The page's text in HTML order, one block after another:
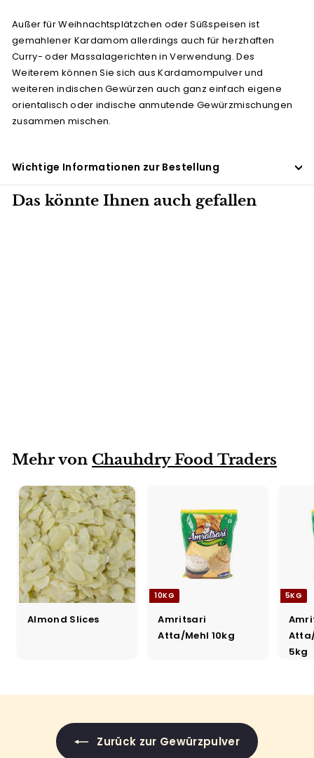
Außer für Weihnachtsplätzchen oder Süßspeisen ist
gemahlener Kardamom allerdings auch für herzhaften
Curry- oder Massalagerichten in Verwendung. Des
Weiterem können Sie sich aus Kardamompulver und
weiteren indischen Gewürzen auch ganz einfach eigene
orientalisch oder indische anmutende Gewürzmischungen
zusammen mischen.
Wichtige Informationen zur Bestellung
Das könnte Ihnen auch gefallen
Mehr von Chauhdry Food Traders
Almond Slices
10KG
Amritsari
Atta/Mehl 10kg
5KG
5kg
Zurück zur Gewürzpulver